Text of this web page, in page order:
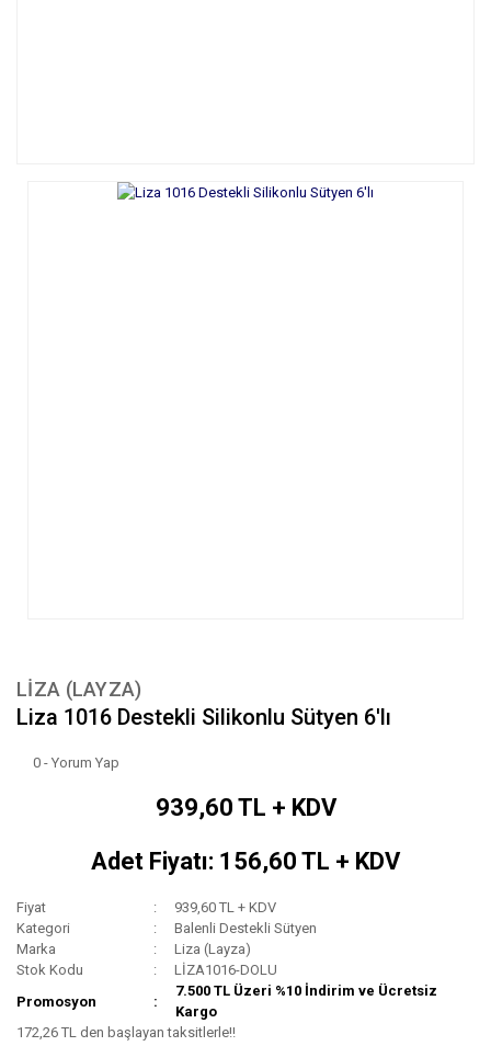
LIZA (LAYZA)
Liza 1016 Destekli Silikonlu Sütyen 6'lı
0 - Yorum Yap
939,60 TL + KDV
Adet Fiyatı: 156,60 TL + KDV
Fiyat
939,60 TL + KDV
Kategori
Balenli Destekli Sütyen
Marka
Liza (Layza)
Stok Kodu
LİZA1016-DOLU
Promosyon
7.500 TL Üzeri %10 İndirim ve Ücretsiz
Kargo
172,26 TL den başlayan taksitlerle!!